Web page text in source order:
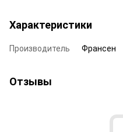
Характеристики
Производитель Франсен
Отзывы